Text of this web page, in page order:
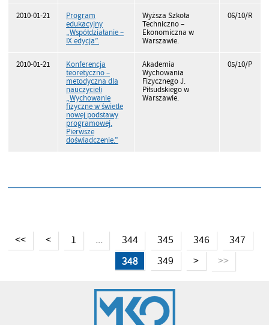
2010-01-21
Program
edukacyjny
„Współdziałanie –
IX edycja”.
Wyższa Szkoła
Techniczno –
Ekonomiczna w
Warszawie.
06/10/R
2010-01-21
Konferencja
teoretyczno –
metodyczna dla
nauczycieli
„Wychowanie
fizyczne w świetle
nowej podstawy
programowej.
Pierwsze
doświadczenie.”
Akademia
Wychowania
Fizycznego J.
Piłsudskiego w
Warszawie.
05/10/P
<< < 1 ... 344 345 346
347
348
349 > >>